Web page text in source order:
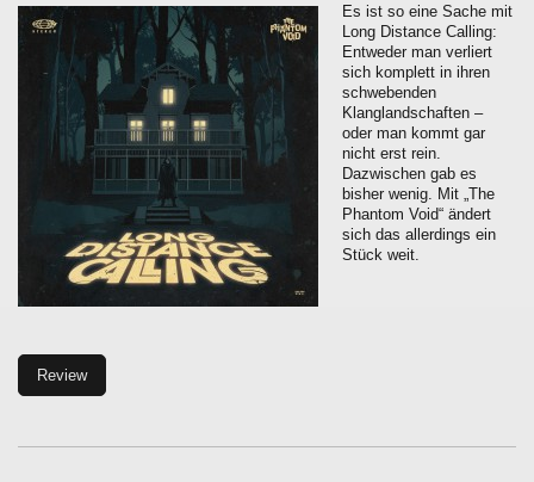
Es ist so eine Sache mit
Long Distance Calling:
Entweder man verliert
sich komplett in ihren
schwebenden
Klanglandschaften –
oder man kommt gar
nicht erst rein.
Dazwischen gab es
bisher wenig. Mit „The
Phantom Void“ ändert
sich das allerdings ein
Stück weit.
Review